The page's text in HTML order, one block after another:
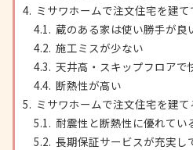
ミサワホームで注文住宅を建
蔵のある家は使い勝手が良
施工ミスが少ない
天井高・スキップフロアで
断熱性が高い
ミサワホームで注文住宅を建て
耐震性と断熱性に優れてい
長期保証サービスが充実し